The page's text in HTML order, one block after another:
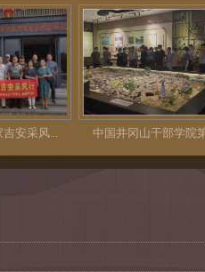
中国井冈山干部学院第...